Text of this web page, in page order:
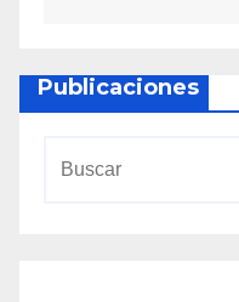
Publicaciones